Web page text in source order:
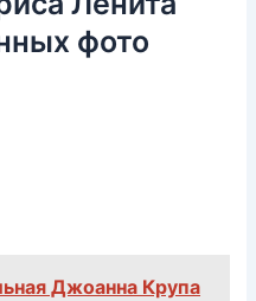
фото
Джоанна Крупа